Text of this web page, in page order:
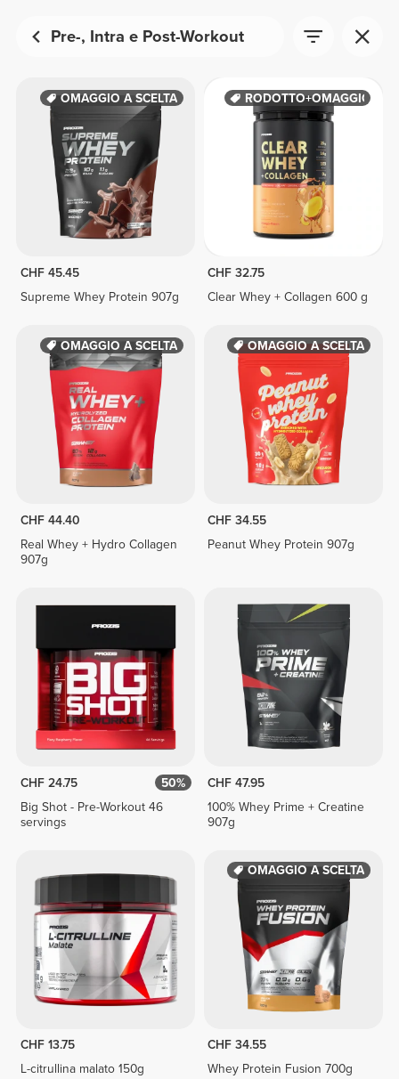
Pre-, Intra e Post-Workout
OMAGGIO A SCELTA
CHF 45.45
Supreme Whey Protein 907g
PRODOTTO+OMAGGIO
CHF 32.75
Clear Whey + Collagen 600 g
OMAGGIO A SCELTA
CHF 44.40
Real Whey + Hydro Collagen
907g
OMAGGIO A SCELTA
CHF 34.55
Peanut Whey Protein 907g
CHF 24.75
50%
Big Shot - Pre-Workout 46
servings
CHF 47.95
100% Whey Prime + Creatine
907g
CHF 13.75
L-citrullina malato 150g
OMAGGIO A SCELTA
CHF 34.55
Whey Protein Fusion 700g